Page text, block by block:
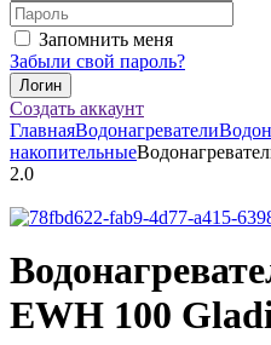
Запомнить меня
Забыли свой пароль?
Создать аккаунт
ГлавнаяВодонагреватели
накопительные
2.0
EWH 100